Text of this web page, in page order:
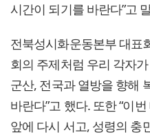
시간이 되기를 바란다”고
전북성시화운동본부 대표
회의 주제처럼 우리 각자
군산, 전국과 열방을 향해
바란다”고 했다. 또한 “이
앞에 다시 서고, 성령의 충